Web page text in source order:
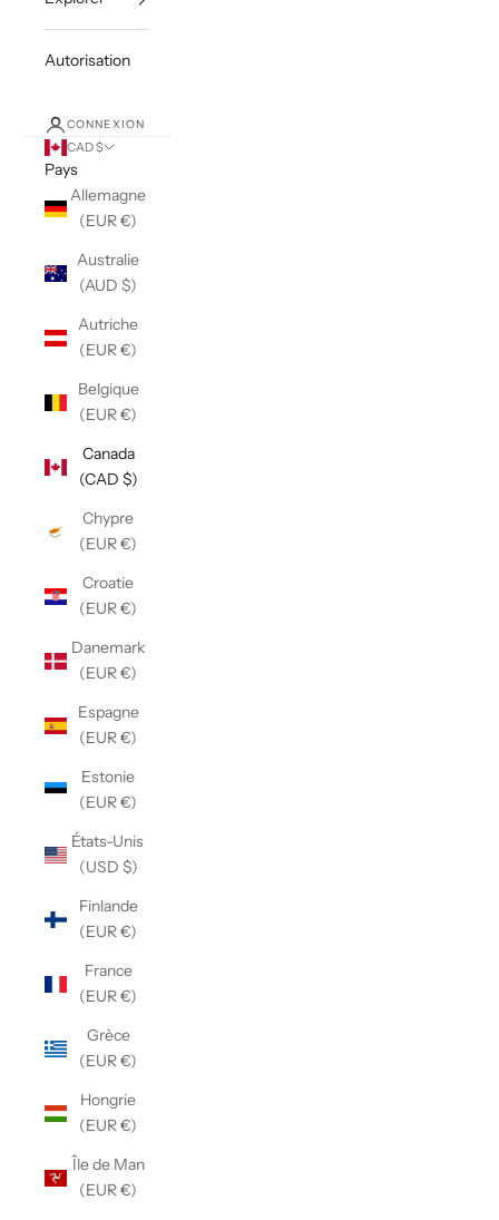
Autorisation
CONNEXION
CAD $
Pays
Allemagne
(EUR €)
Australie
(AUD $)
Autriche
(EUR €)
Belgique
(EUR €)
Canada
(CAD $)
Chypre
(EUR €)
Croatie
(EUR €)
Danemark
(EUR €)
Espagne
(EUR €)
Estonie
(EUR €)
États-Unis
(USD $)
Finlande
(EUR €)
France
(EUR €)
Grèce
(EUR €)
Hongrie
(EUR €)
Île de Man
(EUR €)